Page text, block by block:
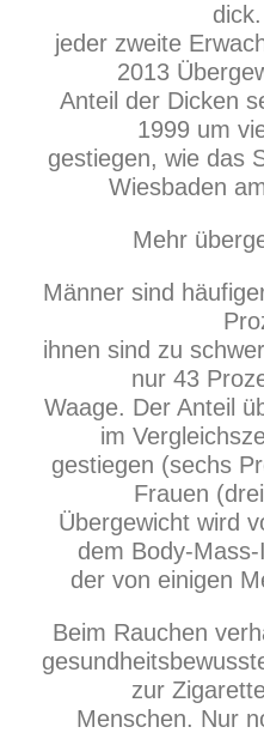
jeder zweite
2013
Anteil der Dicken
1999 um
gestiegen, wie das
Wiesbaden
Mehr
Männer sind
ihnen sind zu
nur 43
Waage. Der Anteil
im
gestiegen (sechs
Frauen
Übergewicht wird
dem Body-
der von einigen
Beim Rauchen
zur
Menschen. Nur